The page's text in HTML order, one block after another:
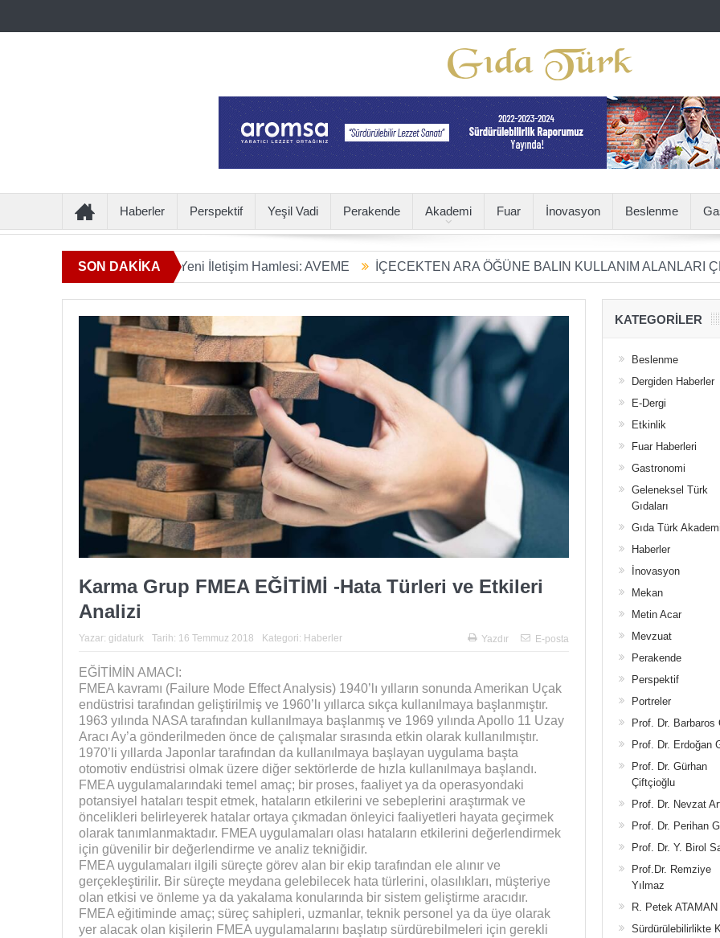
Haberler Perspektif Yeşil Vadi Perakende Akademi Fuar İnovasyon Beslenme
SON DAKİKA
Ötesine Geçen Yeni İletişim Hamlesi: AVEME İÇECEKTEN ARA ÖĞÜNE BALIN KULLANIM ALANLARI
Karma Grup FMEA EĞİTİMİ -Hata Türleri ve Etkileri
Analizi
Yazar: gidaturk Tarih: 16 Temmuz 2018 Kategori: Haberler Yazdır E-posta
EĞİTİMİN AMACI:
FMEA kavramı (Failure Mode Effect Analysis) 1940’lı yılların sonunda Amerikan Uçak
endüstrisi tarafından geliştirilmiş ve 1960’lı yıllarca sıkça kullanılmaya başlanmıştır.
1963 yılında NASA tarafından kullanılmaya başlanmış ve 1969 yılında Apollo 11 Uzay
Aracı Ay’a gönderilmeden önce de çalışmalar sırasında etkin olarak kullanılmıştır.
1970’li yıllarda Japonlar tarafından da kullanılmaya başlayan uygulama başta
otomotiv endüstrisi olmak üzere diğer sektörlerde de hızla kullanılmaya başlandı.
FMEA uygulamalarındaki temel amaç; bir proses, faaliyet ya da operasyondaki
potansiyel hataları tespit etmek, hataların etkilerini ve sebeplerini araştırmak ve
öncelikleri belirleyerek hatalar ortaya çıkmadan önleyici faaliyetleri hayata geçirmek
olarak tanımlanmaktadır. FMEA uygulamaları olası hataların etkilerini değerlendirmek
için güvenilir bir değerlendirme ve analiz tekniğidir.
FMEA uygulamaları ilgili süreçte görev alan bir ekip tarafından ele alınır ve
gerçekleştirilir. Bir süreçte meydana gelebilecek hata türlerini, olasılıkları, müşteriye
olan etkisi ve önleme ya da yakalama konularında bir sistem geliştirme aracıdır.
FMEA eğitiminde amaç; süreç sahipleri, uzmanlar, teknik personel ya da üye olarak
yer alacak olan kişilerin FMEA uygulamalarını başlatıp sürdürebilmeleri için gerekli
KATEGORILER
Beslenme
Dergiden Haberler
E-Dergi
Etkinlik
Fuar Haberleri
Gastronomi
Geleneksel Türk
Gıdaları
Gıda Türk Akademi
Haberler
İnovasyon
Mekan
Metin Acar
Mevzuat
Perakende
Perspektif
Portreler
Prof. Dr. Barbaros
Prof. Dr. Erdoğan
Prof. Dr. Gürhan
Çiftçioğlu
Prof. Dr. Nevzat
Prof. Dr. Perihan
Prof. Dr. Y. Birol
Prof.Dr. Remziye
Yılmaz
R. Petek ATAMAN
Sürdürülebilirlikte